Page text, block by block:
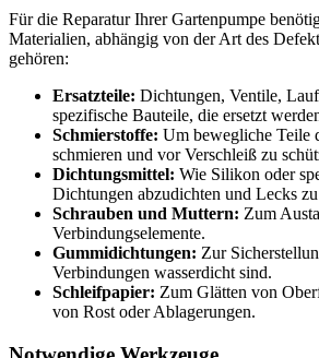
Für die Reparatur Ihrer Gartenpumpe
Materialien, abhängig von der Art des
gehören:
Ersatzteile: Dichtungen, Ventile,
spezifische Bauteile, die ersetzt
Schmierstoffe: Um bewegliche Teile
schmieren und vor Verschleiß zu
Dichtungsmittel: Wie Silikon oder
Dichtungen abzudichten und Lecks
Schrauben und Muttern: Zum
Verbindungselemente.
Gummidichtungen: Zur
Verbindungen wasserdicht sind.
Schleifpapier: Zum Glätten von
von Rost oder Ablagerungen.